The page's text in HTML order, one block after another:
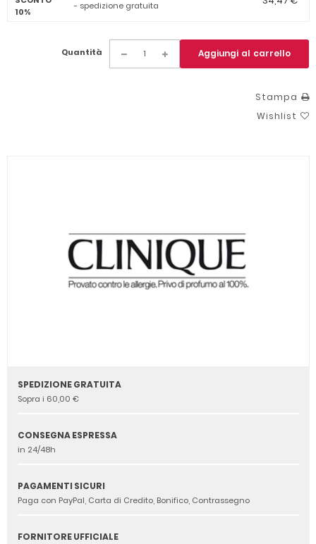
10%
- spedizione gratuita
Quantità Aggiungi al carrello
Stampa
Wishlist
SPEDIZIONE GRATUITA
Sopra i 60,00 €
CONSEGNA ESPRESSA
in 24/48h
PAGAMENTI SICURI
Paga con PayPal, Carta di Credito, Bonifico, Contrassegno
FORNITORE UFFICIALE